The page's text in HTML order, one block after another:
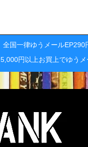
全国一律ゆうメール
5,000円以上お買上でゆう